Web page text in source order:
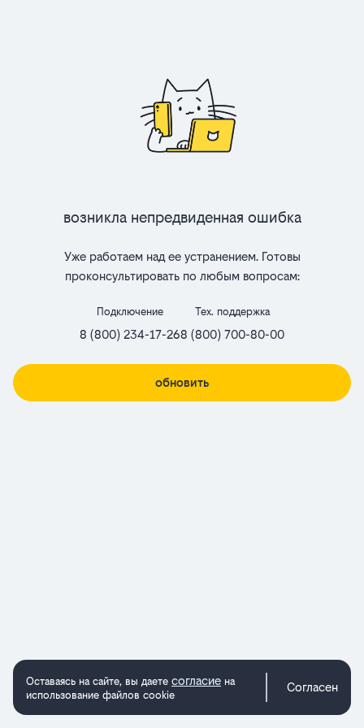
Возникла непредвиденная ошибка
Уже работаем над ее устранением. Готовы
проконсультировать по любым вопросам:
Подключение
8 (800) 234-17-26
Тех. поддержка
8 (800) 700-80-00
обновить
Оставаясь на сайте, вы даете согласие на
использование файлов cookie
Согласен